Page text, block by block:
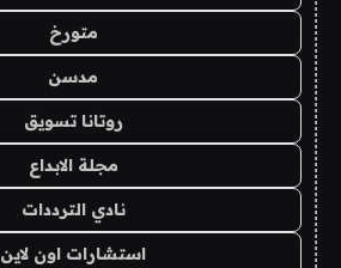
متورخ
مدسن
روتانا تسويق
مجلة الابداع
نادي الترددات
استشارات اون لاين